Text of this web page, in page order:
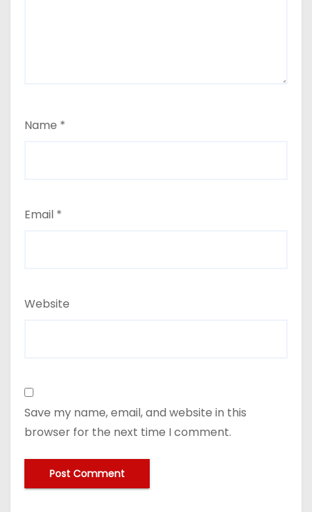
Name *
Email *
Website
Save my name, email, and website in this
browser for the next time I comment.